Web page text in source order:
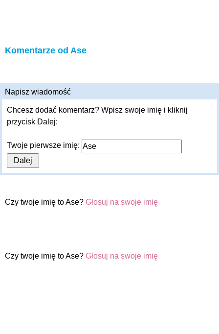
Komentarze od Ase
Napisz wiadomość
Chcesz dodać komentarz? Wpisz swoje imię i kliknij
przycisk Dalej:
Twoje pierwsze imię:
Czy twoje imię to Ase? Głosuj na swoje imię
Czy twoje imię to Ase? Głosuj na swoje imię